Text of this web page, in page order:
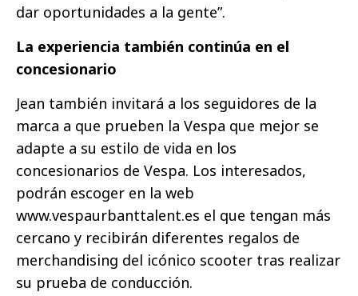
dar oportunidades a la gente”.
La experiencia también continúa en el
concesionario
Jean también invitará a los seguidores de la
marca a que prueben la Vespa que mejor se
adapte a su estilo de vida en los
concesionarios de Vespa. Los interesados,
podrán escoger en la web
www.vespaurbanttalent.es el que tengan más
cercano y recibirán diferentes regalos de
merchandising del icónico scooter tras realizar
su prueba de conducción.